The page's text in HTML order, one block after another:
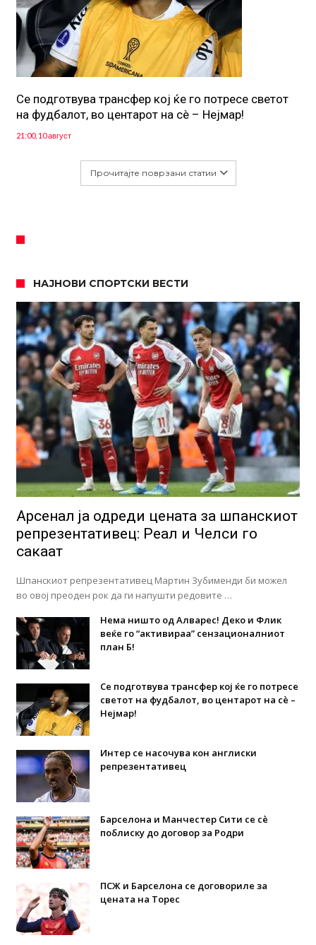
Се подготвува трансфер кој ќе го потресе светот
на фудбалот, во центарот на сè – Нејмар!
21:00, 10 август
Прочитајте поврзани статии
НАЈНОВИ СПОРТСКИ ВЕСТИ
Арсенал ја одреди цената за шпанскиот
репрезентативец: Реал и Челси го
сакаат
Шпанскиот репрезентативец Мартин Зубименди би можел
во овој преоден рок да ги напушти редовите …
Нема ништо од Алварес! Деко и Флик
веќе го “активираа” сензационалниот
план Б!
Се подготвува трансфер кој ќе го потресе
светот на фудбалот, во центарот на сè –
Нејмар!
Интер се насочува кон англиски
репрезентативец
Барселона и Манчестер Сити се сè
поблиску до договор за Родри
ПСЖ и Барселона се договориле за
цената на Торес